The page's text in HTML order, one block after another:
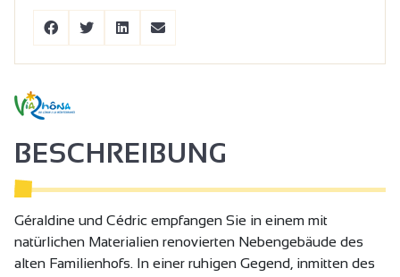
BESCHREIBUNG
Géraldine und Cédric empfangen Sie in einem mit
natürlichen Materialien renovierten Nebengebäude des
alten Familienhofs. In einer ruhigen Gegend, inmitten des